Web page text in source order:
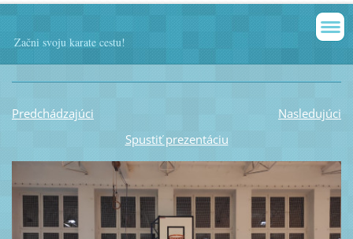
Začni svoju karate cestu!
Predchádzajúci
Nasledujúci
Spustiť prezentáciu